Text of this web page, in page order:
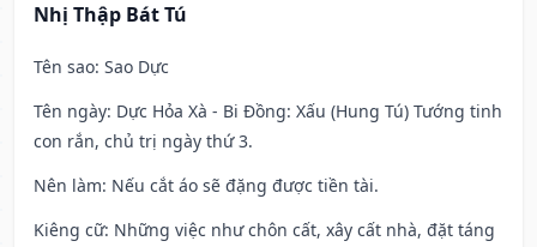
Nhị Thập Bát Tú
Tên sao: Sao Dực
Tên ngày: Dực Hỏa Xà - Bi Đồng: Xấu (Hung Tú) Tướng tinh
con rắn, chủ trị ngày thứ 3.
Nên làm: Nếu cắt áo sẽ đặng được tiền tài.
Kiêng cữ: Những việc như chôn cất, xây cất nhà, đặt táng